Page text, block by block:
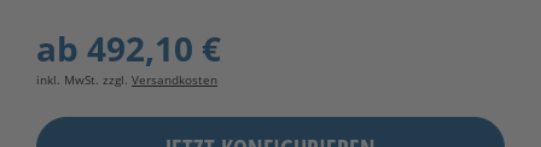
ab 492,10 €
inkl. MwSt. zzgl. Versandkosten